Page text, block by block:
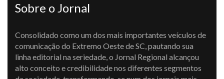
Sobre o Jornal
Consolidado como um dos mais importantes veículos de
comunicação do Extremo Oeste de SC, pautando sua
linha editorial na seriedade, o Jornal Regional alcançou
alto conceito e credibilidade nos diferentes segmentos